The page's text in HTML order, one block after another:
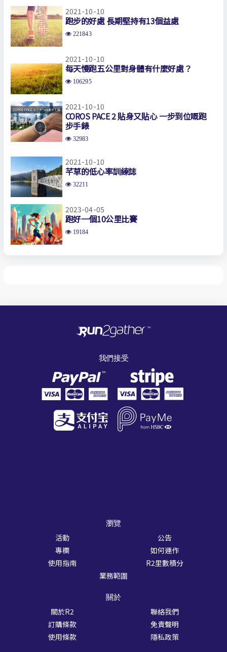
2021-10-10
跑步的好處 長期堅持有13個益處
221843
2021-10-10
每天慢跑五公里對身體有什麼好處？
106295
2021-10-10
COROS PACE 2 貼身又貼心 一步到位嘅跑
步手錶
32983
2021-10-10
芊草的低心率訓練誌
32211
2023-04-05
跑好一個10公里比賽
19184
我們接受
瀏覽
活動
公告
專欄
如何運作
使用指南
R2里數積分
業務範圍
關於
關於R2
聯絡我們
訂購條款
免責聲明
使用條款
隱私政策